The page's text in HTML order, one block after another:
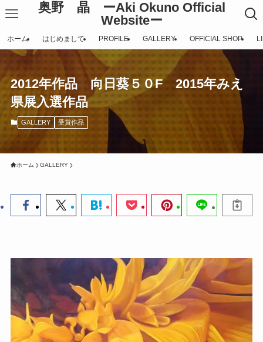
奥野 晶 ーAki Okuno Official
Websiteー
ホーム はじめまして PROFILE GALLERY OFFICIAL SHOP
2012年作品 向日葵５０F 2015年みえ
県展入選作品
GALLERY 受賞作品
ホーム GALLERY